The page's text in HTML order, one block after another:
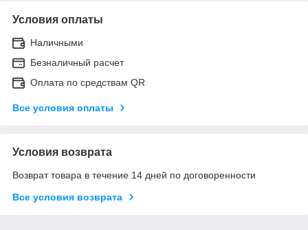
Условия оплаты
Наличными
Безналичный расчет
Оплата по средствам QR
Все условия оплаты
Условия возврата
Возврат товара в течение 14 дней по договоренности
Все условия возврата